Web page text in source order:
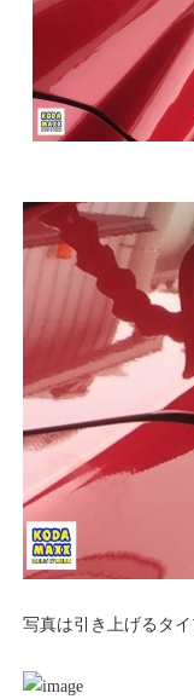
写真は引き上げるタ